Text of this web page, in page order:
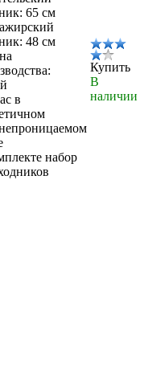
65 см
48 см
в
набор
Купить
В
наличии